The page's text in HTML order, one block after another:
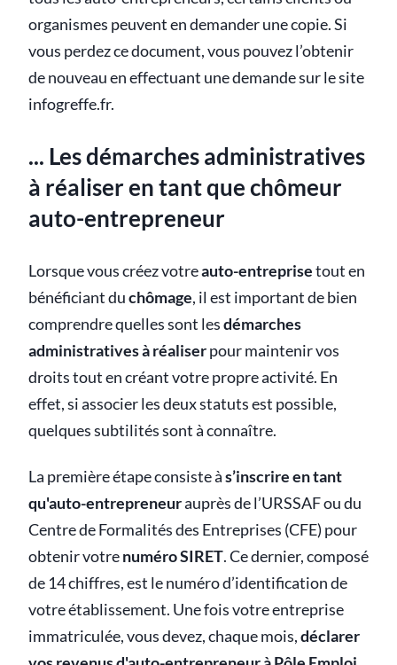
organismes peuvent en demander une copie. Si
vous perdez ce document, vous pouvez l’obtenir
de nouveau en effectuant une demande sur le site
infogreffe.fr.
... Les démarches administratives
à réaliser en tant que chômeur
auto-entrepreneur
Lorsque vous créez votreauto-entreprisetout en
bénéficiant duchômage, il est important de bien
comprendre quelles sont lesdémarches
administratives à réaliserpour maintenir vos
droits tout en créant votre propre activité. En
effet, si associer les deux statuts est possible,
quelques subtilités sont à connaître.
La première étape consiste às’inscrire en tant
qu'auto-entrepreneurauprès de l’URSSAF ou du
Centre de Formalités des Entreprises (CFE) pour
obtenir votrenuméro SIRET. Ce dernier, composé
de 14 chiffres, est le numéro d’identification de
votre établissement. Une fois votre entreprise
immatriculée, vous devez, chaque mois,déclarer